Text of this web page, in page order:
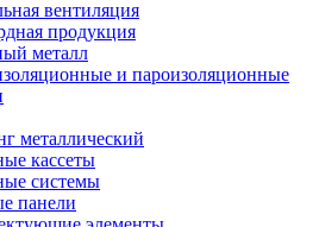
вентиляция
продукция
металл
и пароизоляционные
металлический
кассеты
системы
панели